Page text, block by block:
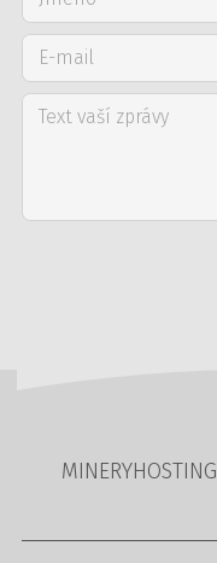
MINERYHOSTING